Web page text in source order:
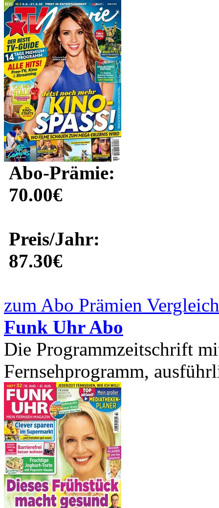
Abo-Prämie:
70.00€
Preis/Jahr:
87.30€
zum Abo Prämien
Funk Uhr Abo
Die Programmzeitschrift
Fernsehprogramm,